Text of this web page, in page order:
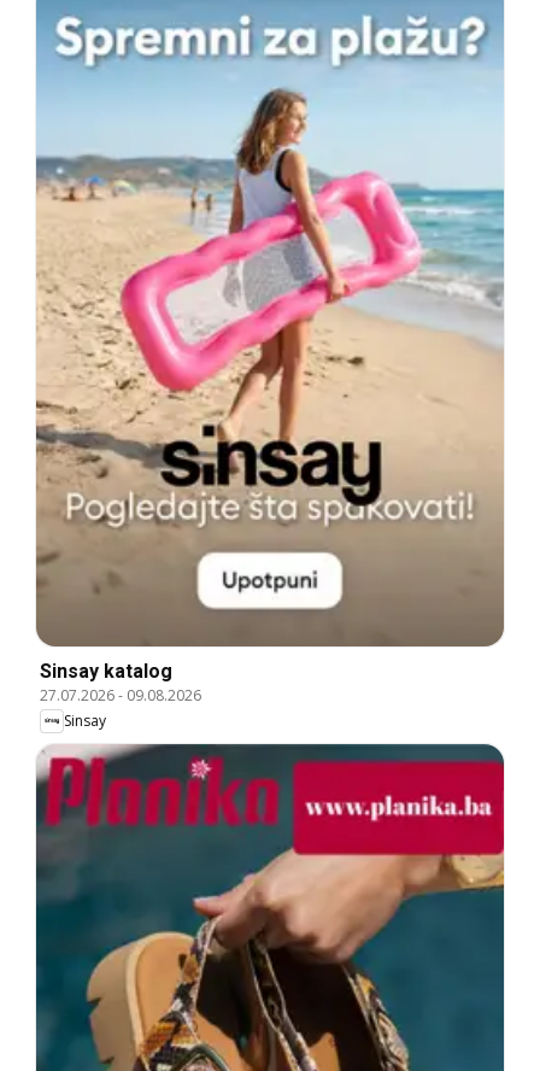
Sinsay katalog
27.07.2026- 09.08.2026
Sinsay